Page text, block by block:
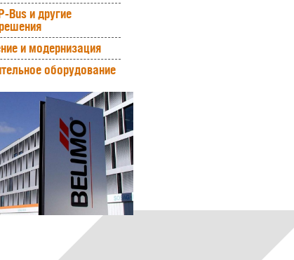
Bus и другие
и модернизация
оборудование